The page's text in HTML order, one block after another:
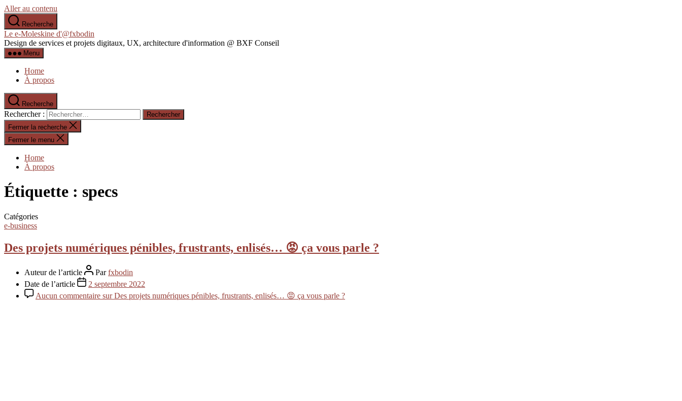
Aller au contenu
Recherche
Le e-Moleskine d'@fxbodin
Design de services et projets digitaux, UX, architecture d'information @ BXF Conseil
Menu
Home
À propos
Recherche
Rechercher :
Fermer la recherche
Fermer le menu
Home
À propos
Étiquette : specs
Catégories
e-business
Des projets numériques pénibles, frustrants, enlisés… 😡 ça vous parle ?
Auteur de l’article Parfxbodin
Date de l’article
2 septembre 2022
Aucun commentaire sur Des projets numériques pénibles, frustrants, enlisés… 😡 ça vous parle ?